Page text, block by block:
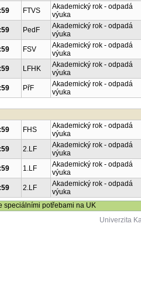
FTVS
Akademický rok - odpadá
výuka
PedF
Akademický rok - odpadá
výuka
FSV
Akademický rok - odpadá
výuka
LFHK
Akademický rok - odpadá
výuka
PřF
Akademický rok - odpadá
výuka
FHS
Akademický rok - odpadá
výuka
2.LF
Akademický rok - odpadá
výuka
1.LF
Akademický rok - odpadá
výuka
2.LF
Akademický rok - odpadá
výuka
speciálními potřebami na UK
Univerzita